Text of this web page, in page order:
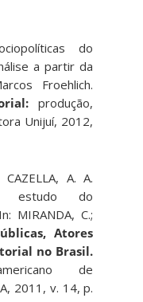
do
a partir da
Froehlich.
produção,
Unijuí, 2012,
A. A.
estudo do
MIRANDA, C.;
Atores
no Brasil.
de
2011, v. 14, p.